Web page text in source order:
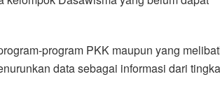
program PKK maupun yang
data sebagai informasi dari